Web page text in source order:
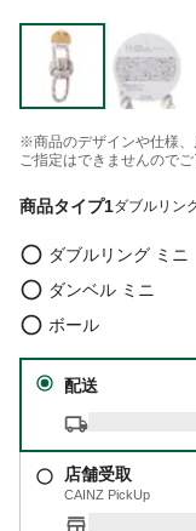
※商品のデザインや仕様、
ご指定はできませんのでご
商品タイプ1ダブルリン
ダブルリング ミニ
ダンベル ミニ
ボール
配送
店舗受取
CAINZ PickUp